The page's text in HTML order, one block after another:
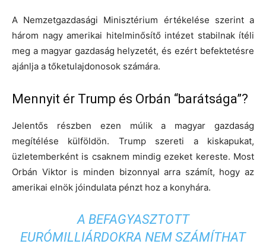
A Nemzetgazdasági Minisztérium értékelése szerint a
három nagy amerikai hitelminősítő intézet stabilnak ítéli
meg a magyar gazdaság helyzetét, és ezért befektetésre
ajánlja a tőketulajdonosok számára.
Mennyit ér Trump és Orbán “barátsága”?
Jelentős részben ezen múlik a magyar gazdaság
megítélése külföldön. Trump szereti a kiskapukat,
üzletemberként is csaknem mindig ezeket kereste. Most
Orbán Viktor is minden bizonnyal arra számít, hogy az
amerikai elnök jóindulata pénzt hoz a konyhára.
A BEFAGYASZTOTT
EURÓMILLIÁRDOKRA NEM SZÁMÍTHAT